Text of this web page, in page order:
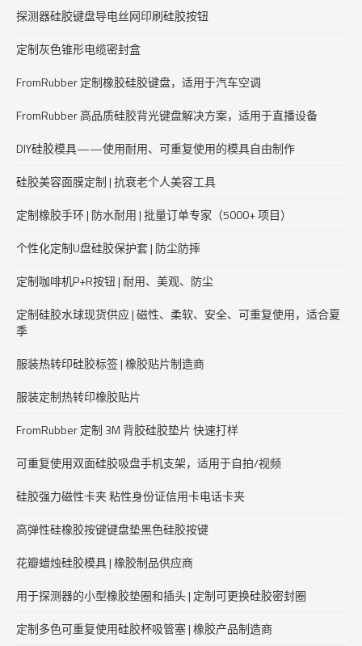
探测器硅胶键盘导电丝网印刷硅胶按钮
定制灰色锥形电缆密封盒
FromRubber 定制橡胶硅胶键盘，适用于汽车空调
FromRubber 高品质硅胶背光键盘解决方案，适用于直播设备
DIY硅胶模具——使用耐用、可重复使用的模具自由制作
硅胶美容面膜定制 | 抗衰老个人美容工具
定制橡胶手环 | 防水耐用 | 批量订单专家（5000+ 项目）
个性化定制U盘硅胶保护套 | 防尘防摔
定制咖啡机P+R按钮 | 耐用、美观、防尘
定制硅胶水球现货供应 | 磁性、柔软、安全、可重复使用，适合夏
季
服装热转印硅胶标签 | 橡胶贴片制造商
服装定制热转印橡胶贴片
FromRubber 定制 3M 背胶硅胶垫片 快速打样
可重复使用双面硅胶吸盘手机支架，适用于自拍/视频
硅胶强力磁性卡夹 粘性身份证信用卡电话卡夹
高弹性硅橡胶按键键盘垫黑色硅胶按键
花瓣蜡烛硅胶模具 | 橡胶制品供应商
用于探测器的小型橡胶垫圈和插头 | 定制可更换硅胶密封圈
定制多色可重复使用硅胶杯吸管塞 | 橡胶产品制造商